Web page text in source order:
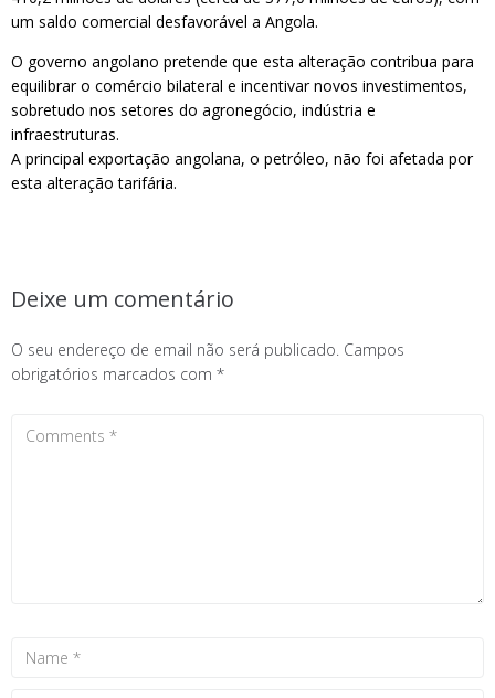
um saldo comercial desfavorável a Angola.
O governo angolano pretende que esta alteração contribua para
equilibrar o comércio bilateral e incentivar novos investimentos,
sobretudo nos setores do agronegócio, indústria e
infraestruturas.
A principal exportação angolana, o petróleo, não foi afetada por
esta alteração tarifária.
Deixe um comentário
O seu endereço de email não será publicado. Campos
obrigatórios marcados com *